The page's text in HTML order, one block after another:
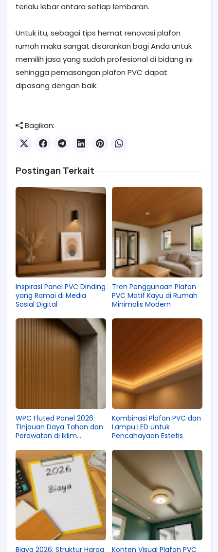
terlalu lebar antara setiap lembaran.
Untuk itu, sebagai tips hemat renovasi plafon
rumah maka sangat disarankan bagi Anda untuk
memilih jasa yang sudah profesional di bidang ini
sehingga pemasangan plafon PVC dapat
dipasang dengan baik.
Bagikan:
Postingan Terkait
Inspirasi Panel PVC Dinding
yang Ramai di Media
Sosial Digital
Tren Penggunaan Plafon
PVC Motif Kayu di Rumah
Minimalis Modern
WPC Fluted Panel 2026:
Tinjauan Daya Tahan dan
Perawatan di Iklim
Kombinasi Plafon PVC dan
Lampu LED untuk
Pencahayaan Estetis
Biaya 2026: Struktur Harga
Konten Visual Plafon PVC